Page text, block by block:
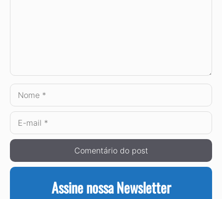
Nome
E-
mail
Assine nossa Newsletter